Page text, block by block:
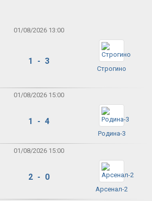
01/08/2026 13:00
1 - 3
Строгино
01/08/2026 15:00
1 - 4
Родина-3
01/08/2026 15:00
2 - 0
Арсенал-2